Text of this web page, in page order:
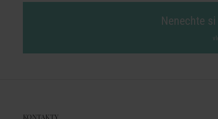
Nenechte
KONTAKTY